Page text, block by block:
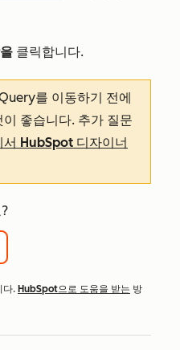
클릭합니다.
를 이동하기 전에
좋습니다. 추가 질문
서 HubSpot 디자이너
다. HubSpot으로 도움을 받는 방